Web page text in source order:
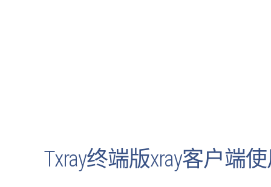
Txray终端版xray客户端使